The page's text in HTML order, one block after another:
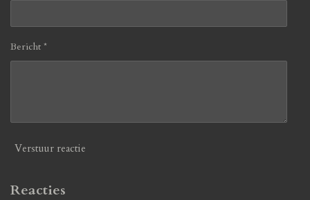
Bericht *
Verstuur reactie
Reacties